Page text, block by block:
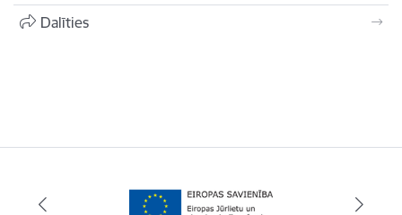
Dalīties